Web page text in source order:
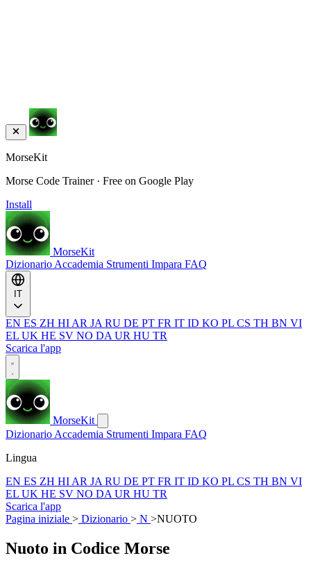
MorseKit
Morse Code Trainer · Free on Google Play
Install
MorseKit
Dizionario Accademia Strumenti Impara FAQ
EN ES ZH HI AR JA RU DE PT FR IT ID KO PL CS TH BN VI
EL UK HE SV NO DA UR HU TR
Scarica l'app
MorseKit
Dizionario Accademia Strumenti Impara FAQ
Lingua
EN ES ZH HI AR JA RU DE PT FR IT ID KO PL CS TH BN VI
EL UK HE SV NO DA UR HU TR
Scarica l'app
Pagina iniziale > Dizionario > N >NUOTO
Nuoto in Codice Morse